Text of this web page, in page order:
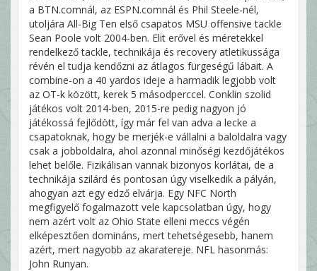
a BTN.comnál, az ESPN.comnál és Phil Steele-nél,
utoljára All-Big Ten első csapatos MSU offensive tackle
Sean Poole volt 2004-ben. Elit erővel és méretekkel
rendelkező tackle, technikája és recovery atletikussága
révén el tudja kendőzni az átlagos fürgeségű lábait. A
combine-on a 40 yardos ideje a harmadik legjobb volt
az OT-k között, kerek 5 másodperccel. Conklin szolid
játékos volt 2014-ben, 2015-re pedig nagyon jó
játékossá fejlődött, így már fel van adva a lecke a
csapatoknak, hogy be merjék-e vállalni a baloldalra vagy
csak a jobboldalra, ahol azonnal minőségi kezdőjátékos
lehet belőle. Fizikálisan vannak bizonyos korlátai, de a
technikája szilárd és pontosan úgy viselkedik a pályán,
ahogyan azt egy edző elvárja. Egy NFC North
megfigyelő fogalmazott vele kapcsolatban úgy, hogy
nem azért volt az Ohio State elleni meccs végén
elképesztően domináns, mert tehetségesebb, hanem
azért, mert nagyobb az akaratereje. NFL hasonmás:
John Runyan.